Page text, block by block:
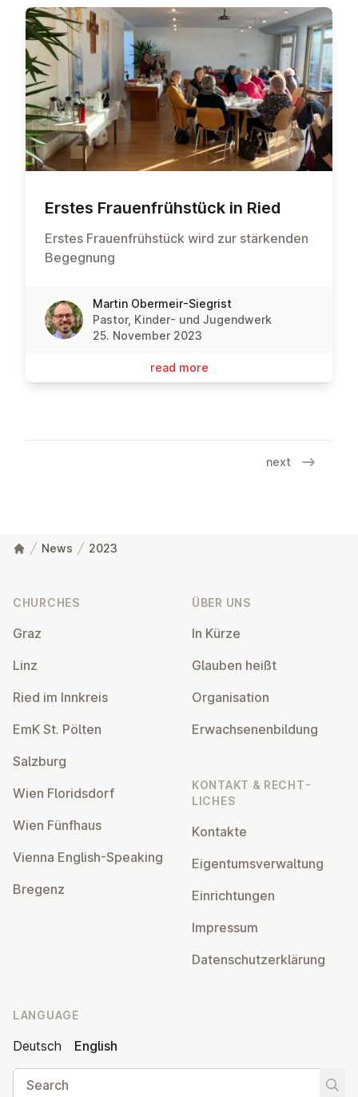
Erstes Frauen­früh­stück in Ried
Erstes Frauenfrühstück wird zur stärkenden
Begegnung
Martin Obermeir-Siegrist
Pastor, Kinder- und Jugendwerk
25. November 2023
read more
next
News 2023
CHURCHES
Graz
Linz
Ried im Innkreis
EmK St. Pölten
Salzburg
Wien Flor­idsdorf
Wien Fünfhaus
Vienna English-Speaking
Bregenz
ÜBER UNS
In Kürze
Glauben heißt
Or­gan­isa­tion
Er­wach­sen­en­bildung
KONTAKT & RECHT­
LICHES
Kontakte
Ei­gentums­ver­wal­tung
Ein­rich­tun­gen
Impressum
Datens­chutzerklärung
LANGUAGE
Deutsch
English
Search